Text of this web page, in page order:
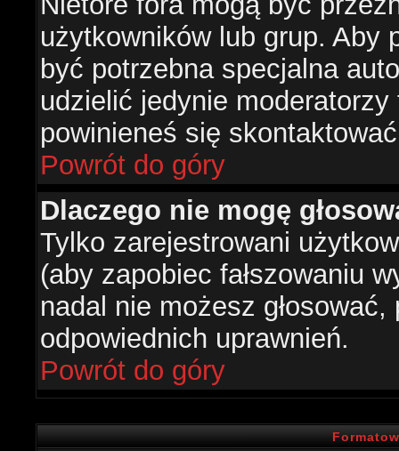
użytkowników lub grup. Aby
być potrzebna specjalna
udzielić jedynie
powinieneś się
Powrót do góry
Dlaczego nie mogę
Tylko zarejestrowani
(aby zapobiec fałszowaniu
nadal nie możesz
odpowiednich uprawnień.
Powrót do góry